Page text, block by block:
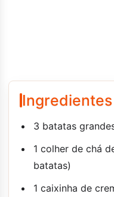
Ingredientes
3 batatas
1 colher de chá
batatas)
1 caixinha de